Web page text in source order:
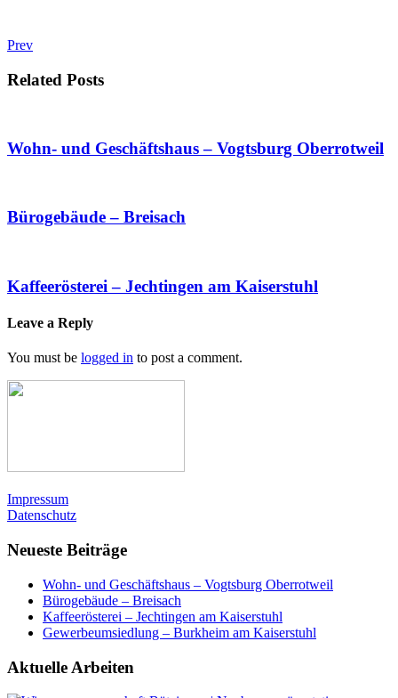
Prev
Related Posts
Wohn- und Geschäftshaus – Vogtsburg Oberrotweil
Bürogebäude – Breisach
Kaffeerösterei – Jechtingen am Kaiserstuhl
Leave a Reply
You must be logged in to post a comment.
Impressum
Datenschutz
Neueste Beiträge
Wohn- und Geschäftshaus – Vogtsburg Oberrotweil
Bürogebäude – Breisach
Kaffeerösterei – Jechtingen am Kaiserstuhl
Gewerbeumsiedlung – Burkheim am Kaiserstuhl
Aktuelle Arbeiten